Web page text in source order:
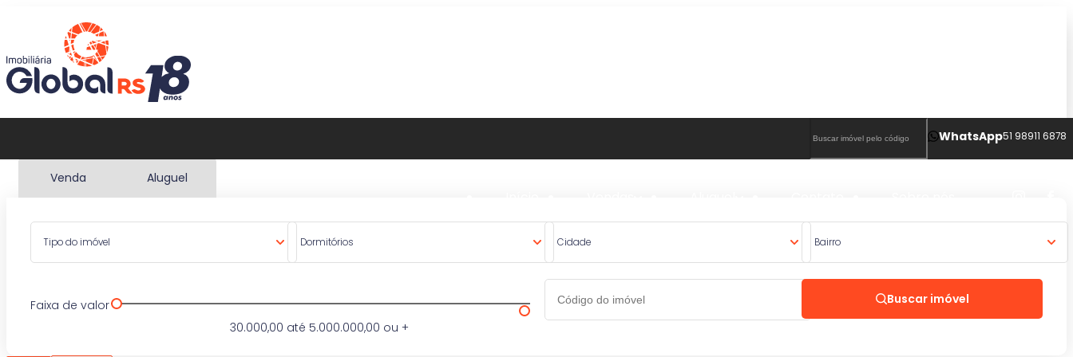
WhatsApp51 98911 6878
Venda Aluguel
Tipo do imóvel Dormitórios Cidade Bairro
Faixa de valor
30.000,00 até 5.000.000,00 ou +
Buscar imóvel